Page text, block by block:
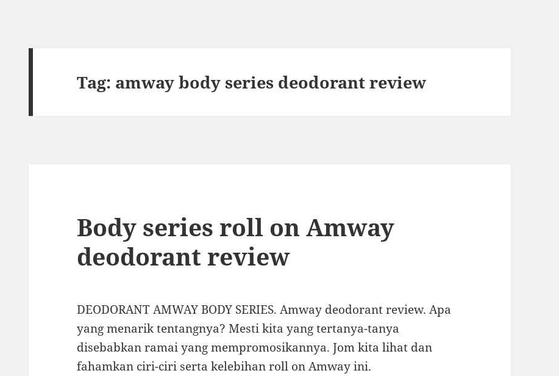
Tag: amway body series deodorant review
Body series roll on Amway
deodorant review
DEODORANT AMWAY BODY SERIES. Amway deodorant review. Apa
yang menarik tentangnya? Mesti kita yang tertanya-tanya
disebabkan ramai yang mempromosikannya. Jom kita lihat dan
fahamkan ciri-ciri serta kelebihan roll on Amway ini.